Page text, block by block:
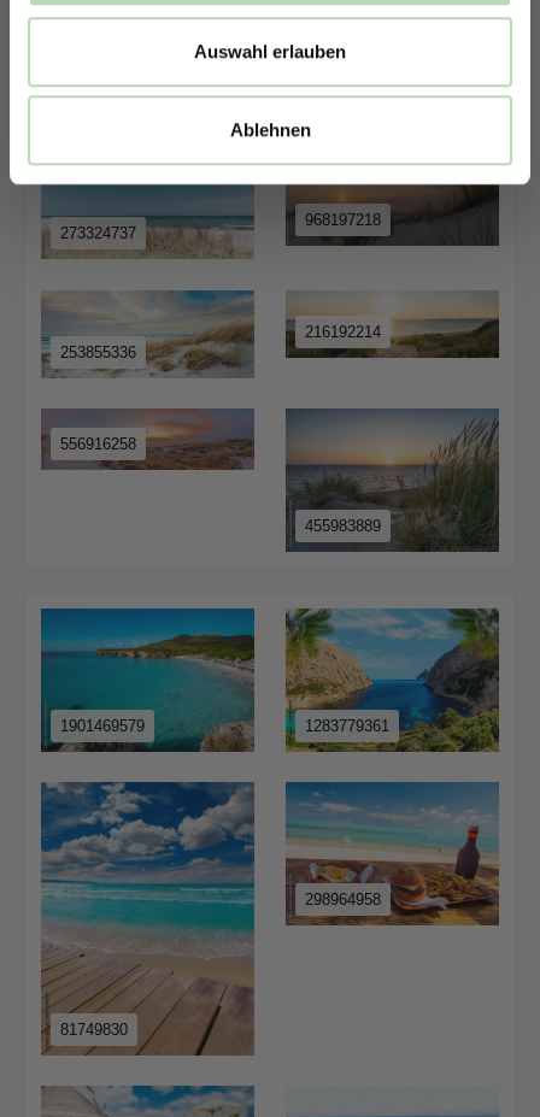
Auswahl erlauben
Ablehnen
651711590 336268979
273324737
968197218
253855336
216192214
556916258
455983889
1901469579 1283779361
81749830
298964958